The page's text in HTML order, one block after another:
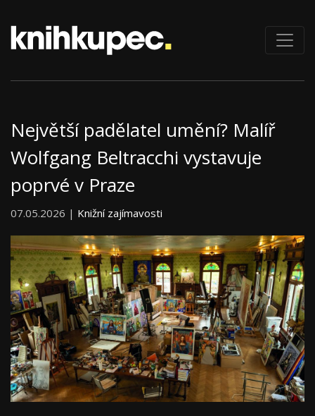
Největší padělatel umění? Malíř
Wolfgang Beltracchi vystavuje
poprvé v Praze
07.05.2026 | Knižní zajímavosti